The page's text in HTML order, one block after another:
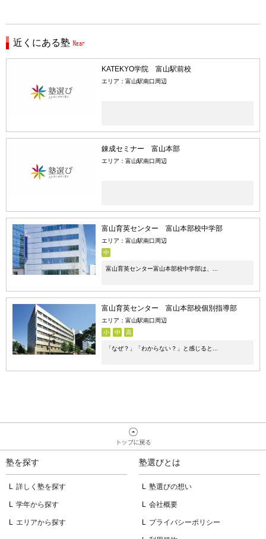
近くにある塾
KATEKYO学院 富山駅前校
エリア：富山駅南口周辺
錬成セミナー 富山本部
エリア：富山駅南口周辺
富山育英センター 富山本部校中学部
エリア：富山駅南口周辺
中
富山育英センター富山本部校中学部は、...
富山育英センター 富山本部校個別指導部
エリア：富山駅南口周辺
小
中 高
「なぜ？」「わからない？」と感じると...
塾を探す
詳しく塾を探す
学年から探す
エリアから探す
塾選びとは
塾選びの想い
会社概要
プライバシーポリシー